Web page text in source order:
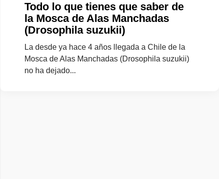
Todo lo que tienes que saber de
la Mosca de Alas Manchadas
(Drosophila suzukii)
La desde ya hace 4 años llegada a Chile de la
Mosca de Alas Manchadas (Drosophila suzukii)
no ha dejado...